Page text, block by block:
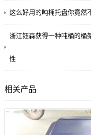
这么好用的吨桶托盘你竟然
浙江钰森获得一种吨桶的桶
性
相关产品